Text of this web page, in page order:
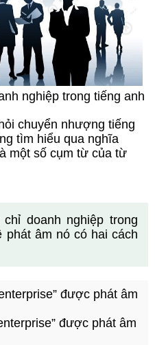
nghiệp trong tiếng anh
chuyển nhượng tiếng
tìm hiểu qua nghĩa
một số cụm từ của từ
chỉ doanh nghiệp trong
phát âm nó có hai cách
được phát âm
được phát âm